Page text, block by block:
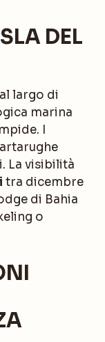
DEL
largo di
marina
I
La visibilità
tra dicembre
di Bahia
o